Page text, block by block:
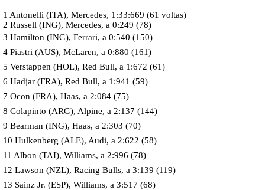
1 Antonelli (ITA), Mercedes, 1:33:669 (61 voltas)
2 Russell (ING), Mercedes, a 0:249 (78)
3 Hamilton (ING), Ferrari, a 0:540 (150)
4 Piastri (AUS), McLaren, a 0:880 (161)
5 Verstappen (HOL), Red Bull, a 1:672 (61)
6 Hadjar (FRA), Red Bull, a 1:941 (59)
7 Ocon (FRA), Haas, a 2:084 (75)
8 Colapinto (ARG), Alpine, a 2:137 (144)
9 Bearman (ING), Haas, a 2:303 (70)
10 Hulkenberg (ALE), Audi, a 2:622 (58)
11 Albon (TAI), Williams, a 2:996 (78)
12 Lawson (NZL), Racing Bulls, a 3:139 (119)
13 Sainz Jr. (ESP), Williams, a 3:517 (68)